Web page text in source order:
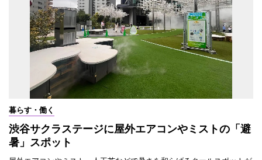
暮らす・働く
渋谷サクラステージに屋外エアコンやミストの「避
暑」スポット